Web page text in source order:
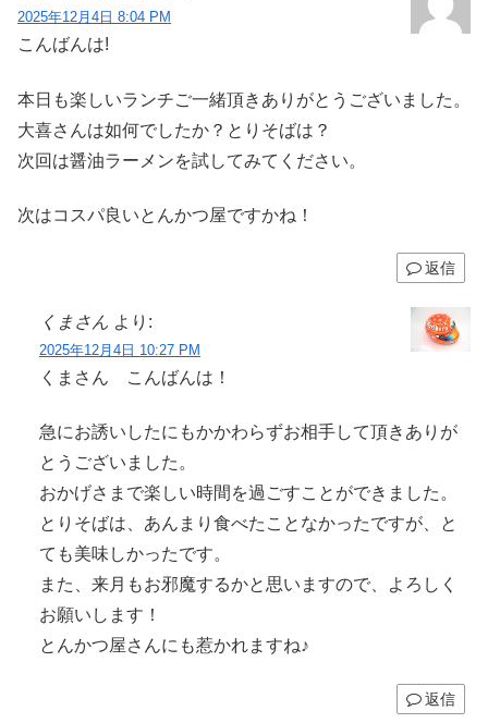
2025年12月4日 8:04 PM
こんばんは!
本日も楽しいランチご一緒頂きありがとうございました。
大喜さんは如何でしたか？とりそばは？
次回は醤油ラーメンを試してみてください。
次はコスパ良いとんかつ屋ですかね！
返信
くまさん より:
2025年12月4日 10:27 PM
くまさん こんばんは！
急にお誘いしたにもかかわらずお相手して頂きありが
とうございました。
おかげさまで楽しい時間を過ごすことができました。
とりそばは、あんまり食べたことなかったですが、と
ても美味しかったです。
また、来月もお邪魔するかと思いますので、よろしく
お願いします！
とんかつ屋さんにも惹かれますね♪
返信